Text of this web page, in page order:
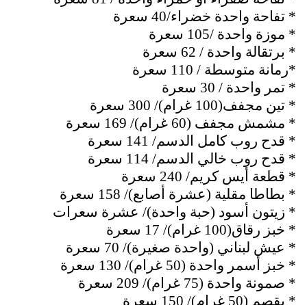
* تفاحة واحدة خضراء/40 سعرة
* موزة واحدة /105 سعرة
* برتقالة واحدة / 62 سعرة
*رمانة متوسطة / 110 سعرة
* تمر واحدة / 30 سعرة
* تين مجفف(100 غرام)/ 300 سعرة
* مشمش مجفف (60 غرام)/ 169 سعرة
* قدح روب كامل الدسم/ 141 سعرة
* قدح روب خالي الدسم/ 114 سعرة
* قطعة أيس كريم/ 240 سعرة
* بطاطا مقلية (عشرة أصابع)/ 158 سعرة
* زيتون أسود (حبة واحدة)/ عشرة سعرات
* خبز رقاق(100 غرام)/ 17 سعرة
* عيش لبناني (واحدة صغيرة)/ 70 سعرة
* خبز أسمر واحدة (50 غرام)/ 130 سعرة
* صمونة واحدة (75 غرام)/ 209 سعرة
* بقصم (50 غرام)/ 150 سعرة